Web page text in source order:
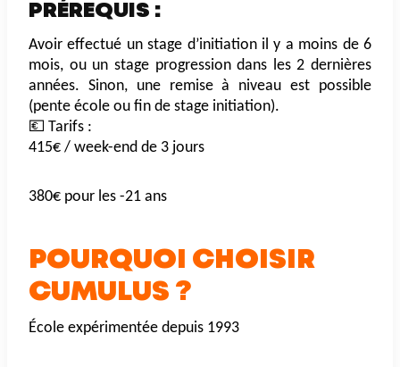
PRÉREQUIS :
Avoir effectué un stage d’initiation il y a moins de 6
mois, ou un stage progression dans les 2 dernières
années. Sinon, une remise à niveau est possible
(pente école ou fin de stage initiation).
💶 Tarifs :
415€ / week-end de 3 jours
380€ pour les -21 ans
POURQUOI CHOISIR
CUMULUS ?
École expérimentée depuis 1993